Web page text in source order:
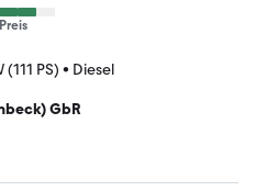
(111 PS) • Diesel
GbR